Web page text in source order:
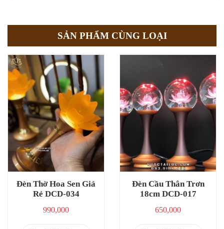
SẢN PHẨM CÙNG LOẠI
Đèn Thờ Hoa Sen Giá
Rẻ DCD-034
990,000
Đèn Cầu Thân Trơn
18cm DCD-017
650,000